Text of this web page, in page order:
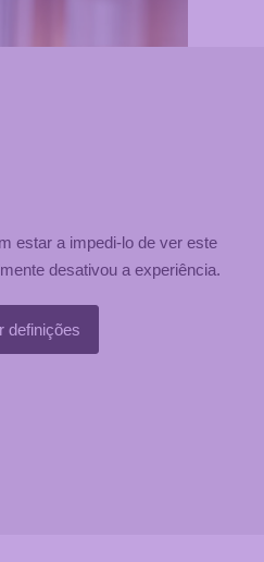
estar a impedi-lo de ver este
desativou a experiência.
definições